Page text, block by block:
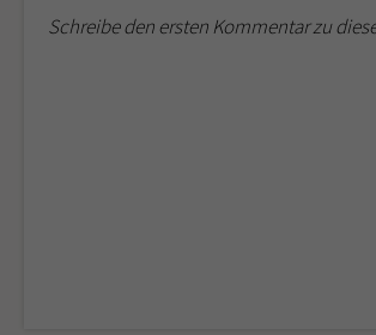
Schreibe den ersten Kommentar zu